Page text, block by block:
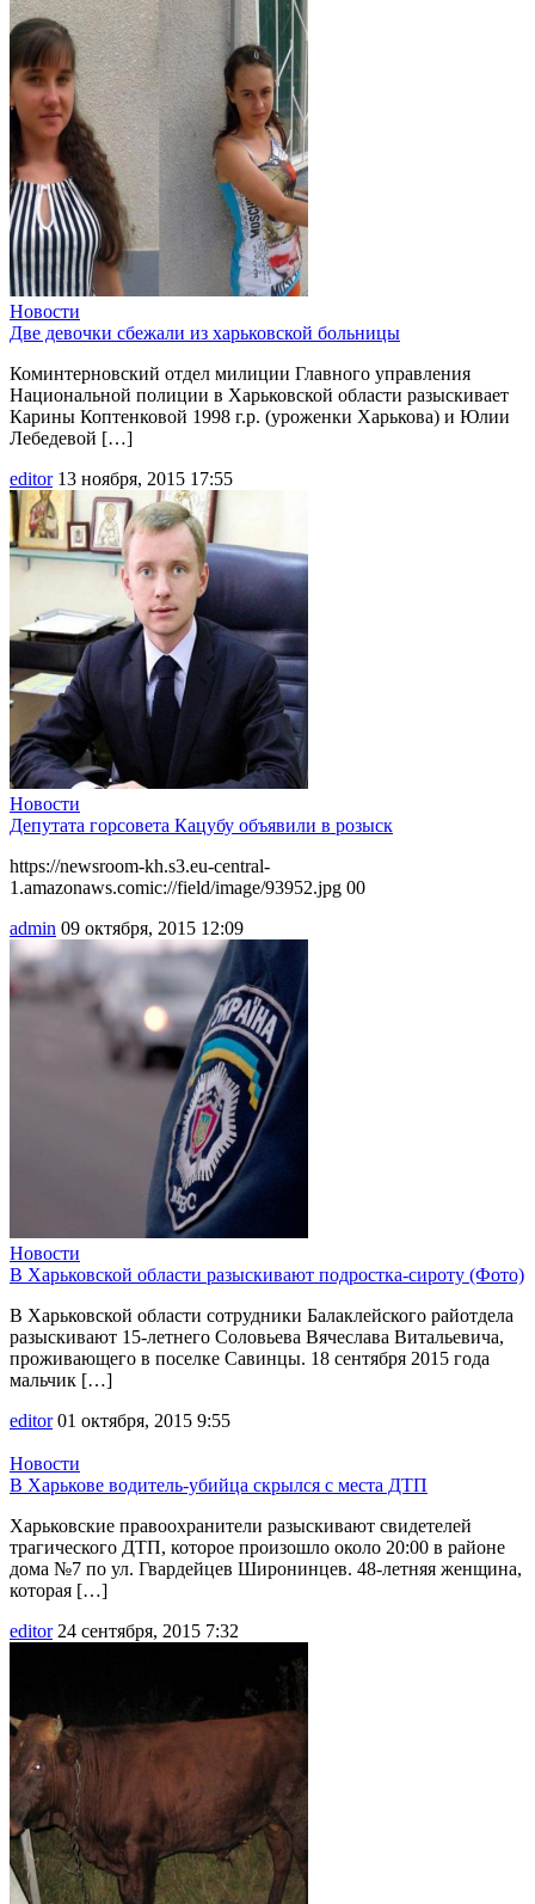
Новости
Две девочки сбежали из харьковской больницы
Коминтерновский отдел милиции Главного управления
Национальной полиции в Харьковской области разыскивает
Карины Коптенковой 1998 г.р. (уроженки Харькова) и Юлии
Лебедевой […]
editor 13 ноября, 2015 17:55
Новости
Депутата горсовета Кацубу объявили в розыск
https://newsroom-kh.s3.eu-central-
1.amazonaws.comic://field/image/93952.jpg 00
admin 09 октября, 2015 12:09
Новости
В Харьковской области разыскивают подростка-сироту (Фото)
В Харьковской области сотрудники Балаклейского райотдела
разыскивают 15-летнего Соловьева Вячеслава Витальевича,
проживающего в поселке Савинцы. 18 сентября 2015 года
мальчик […]
editor 01 октября, 2015 9:55
Новости
В Харькове водитель-убийца скрылся с места ДТП
Харьковские правоохранители разыскивают свидетелей
трагического ДТП, которое произошло около 20:00 в районе
дома №7 по ул. Гвардейцев Широнинцев. 48-летняя женщина,
которая […]
editor 24 сентября, 2015 7:32